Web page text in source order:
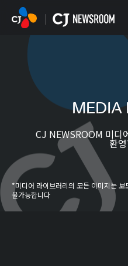
본문
MEDIA
CJ NEWSROOM 미디
환
*미디어 라이브러리의 모든 이미지는
불가능합니다